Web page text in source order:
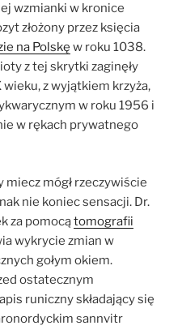
wzmianki w kronice
złożony przez księcia
na Polskę w roku 1038.
z tej skrytki zaginęły
z wyjątkiem krzyża,
w roku 1956 i
w rękach prywatnego
miecz mógł rzeczywiście
nie koniec sensacji. Dr.
za pomocątomografii
wykrycie zmian w
gołym okiem.
ostatecznym
runiczny składający się
sannvitr